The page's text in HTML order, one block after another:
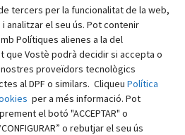
tercers per la funcionalitat de la web,
i analitzar el seu ús. Pot contenir
Polítiques alienes a la del
que Vostè podrà decidir si accepta o
nostres proveïdors tecnològics
al DPF o similars. Cliqueu Política
per a més informació. Pot
el botó "ACCEPTAR" o
o rebutjar el seu ús